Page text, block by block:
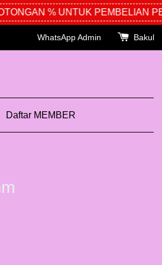
% UNTUK PEMBELIAN
WhatsApp Admin Bakul
Daftar MEMBER